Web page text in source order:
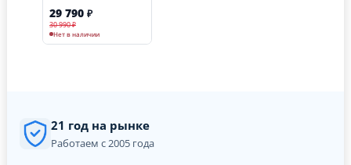
29 790 ₽
30 990 ₽
Нет в наличии
21 год на рынке
Работаем с 2005 года